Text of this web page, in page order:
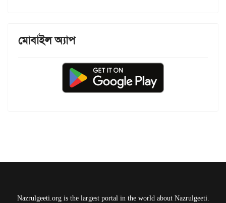
মোবাইল অ্যাপ
Nazrulgeeti.org is the largest portal in the world about Nazrulgeeti.